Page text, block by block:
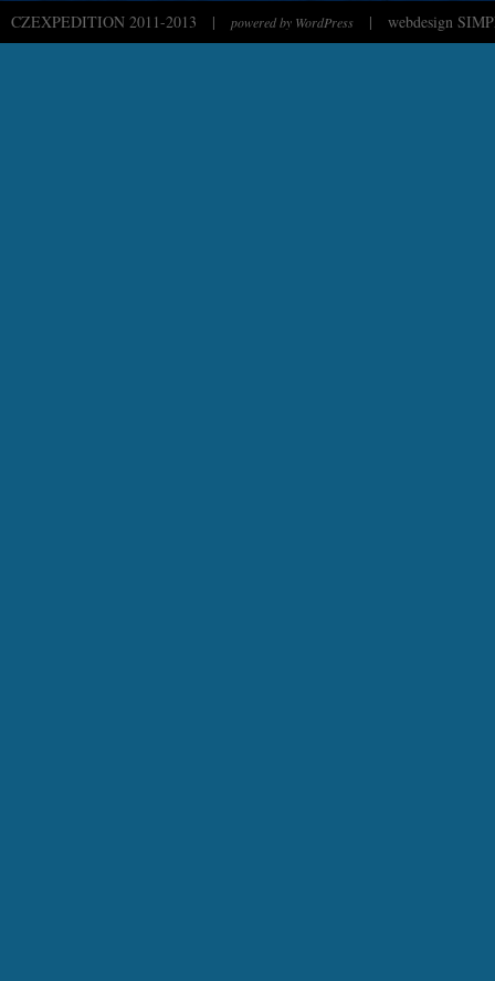
CZEXPEDITION 2011-2013 | powered by WordPress | webdesign